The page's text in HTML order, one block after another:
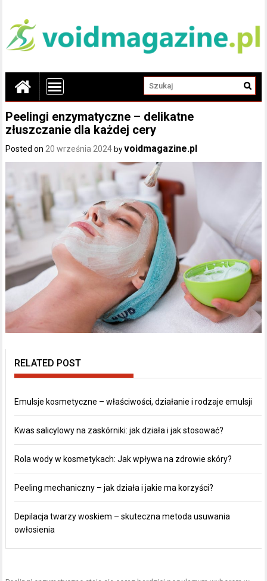
Peelingi enzymatyczne – delikatne
złuszczanie dla każdej cery
Posted on 20 września 2024 byvoidmagazine.pl
RELATED POST
Emulsje kosmetyczne – właściwości, działanie i rodzaje emulsji
Kwas salicylowy na zaskórniki: jak działa i jak stosować?
Rola wody w kosmetykach: Jak wpływa na zdrowie skóry?
Peeling mechaniczny – jak działa i jakie ma korzyści?
Depilacja twarzy woskiem – skuteczna metoda usuwania
owłosienia